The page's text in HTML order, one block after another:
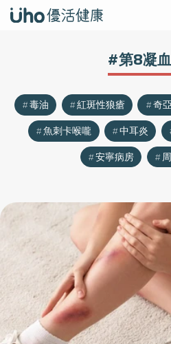
#第8凝
毒油 紅斑性狼瘡 奇
魚刺卡喉嚨
中耳炎
安寧病房